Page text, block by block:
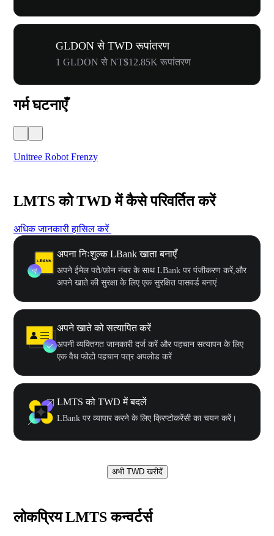
GLDON से TWD रूपांतरण
1 GLDON से NT$12.85K रूपांतरण
गर्म घटनाएँ
Unitree Robot Frenzy
LMTS को TWD में कैसे परिवर्तित करें
अधिक जानकारी हासिल करें
अपना निःशुल्क LBank खाता बनाएँ
अपने ईमेल पते/फ़ोन नंबर के साथ LBank पर पंजीकरण करें,और
अपने खाते की सुरक्षा के लिए एक सुरक्षित पासवर्ड बनाएं
अपने खाते को सत्यापित करें
अपनी व्यक्तिगत जानकारी दर्ज करें और पहचान सत्यापन के लिए
एक वैध फोटो पहचान पत्र अपलोड करें
LMTS को TWD में बदलें
LBank पर व्यापार करने के लिए क्रिप्टोकरेंसी का चयन करें।
अभी TWD खरीदें
लोकप्रिय LMTS कन्वर्टर्स